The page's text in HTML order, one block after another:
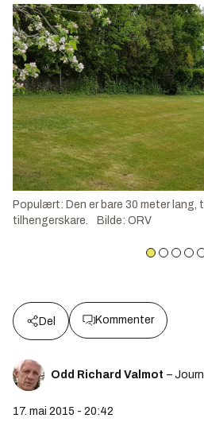
Populært: Den er bare 30 meter lang,
tilhengerskare.
Bilde: ORV
Del Kommenter
Odd Richard Valmot –
17. mai 2015 - 20:42